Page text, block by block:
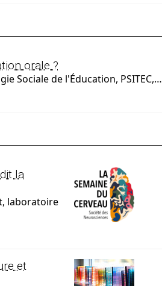
orale ?
Sociale de l'Éducation, PSITEC,…
la
laboratoire
et